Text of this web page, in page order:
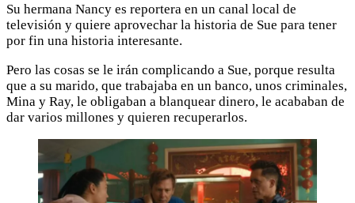
Su hermana Nancy es reportera en un canal local de
televisión y quiere aprovechar la historia de Sue para tener
por fin una historia interesante.
Pero las cosas se le irán complicando a Sue, porque resulta
que a su marido, que trabajaba en un banco, unos criminales,
Mina y Ray, le obligaban a blanquear dinero, le acababan de
dar varios millones y quieren recuperarlos.